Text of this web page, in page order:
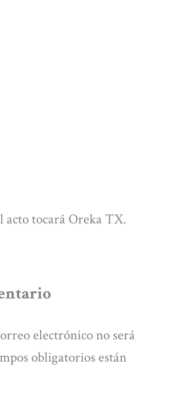
acto tocará Oreka TX.
electrónico no será
obligatorios están